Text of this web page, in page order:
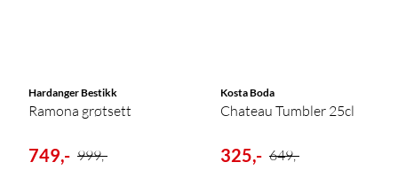
Hardanger Bestikk
Ramona grøtsett
749,- 999,-
Kosta Boda
Chateau Tumbler 25cl
325,- 649,-